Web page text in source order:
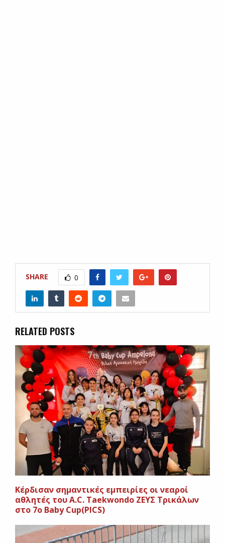
SHARE 0
RELATED POSTS
Κέρδισαν σημαντικές εμπειρίες οι νεαροί
αθλητές του A.C. Taekwondo ΖΕΥΣ Τρικάλων
στο 7ο Baby Cup(PICS)